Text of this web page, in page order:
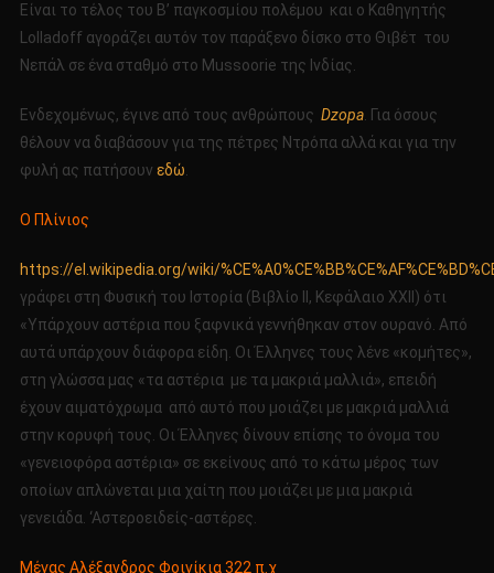
Είναι το τέλος του Β’ παγκοσμίου πολέμου και ο Καθηγητής
Lolladoff αγοράζει αυτόν τον παράξενο δίσκο στο Θιβέτ του
Νεπάλ σε ένα σταθμό στο Mussoorie της Ινδίας.
Ενδεχομένως, έγινε από τους ανθρώπους Dzopa. Για όσους
θέλουν να διαβάσουν για της πέτρες Ντρόπα αλλά και για την
φυλή ας πατήσουν εδώ
Ο Πλίνιος
https://el.wikipedia.org/wiki/
γράφει στη Φυσική του Ιστορία (Βιβλίο ΙΙ, Κεφάλαιο XXII) ότι
«Υπάρχουν αστέρια που ξαφνικά γεννήθηκαν στον ουρανό. Από
αυτά υπάρχουν διάφορα είδη. Οι Έλληνες τους λένε «κομήτες»,
στη γλώσσα μας «τα αστέρια με τα μακριά μαλλιά», επειδή
έχουν αιματόχρωμα από αυτό που μοιάζει με μακριά μαλλιά
στην κορυφή τους. Οι Έλληνες δίνουν επίσης το όνομα του
«γενειοφόρα αστέρια» σε εκείνους από το κάτω μέρος των
οποίων απλώνεται μια χαίτη που μοιάζει με μια μακριά
γενειάδα. ‘Αστεροειδείς-αστέρες.
Μέγας Αλέξανδρος Φοινίκια 322 π.χ